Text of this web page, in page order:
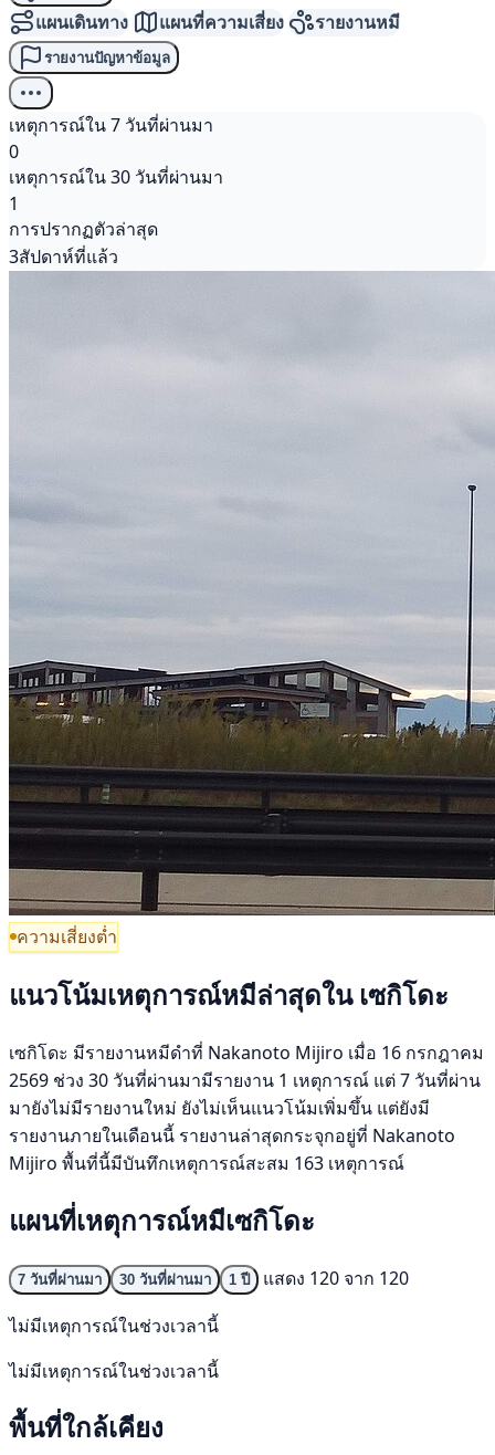
แผนเดินทาง แผนที่ความเสี่ยง รายงานหมี
รายงานปัญหาข้อมูล
เหตุการณ์ใน 7 วันที่ผ่านมา
0
เหตุการณ์ใน 30 วันที่ผ่านมา
1
การปรากฏตัวล่าสุด
3สัปดาห์ที่แล้ว
ความเสี่ยงต่ำ
แนวโน้มเหตุการณ์หมีล่าสุดใน เซกิโดะ
เซกิโดะ มีรายงานหมีดำที่ Nakanoto Mijiro เมื่อ 16 กรกฎาคม
2569 ช่วง 30 วันที่ผ่านมามีรายงาน 1 เหตุการณ์ แต่ 7 วันที่ผ่าน
มายังไม่มีรายงานใหม่ ยังไม่เห็นแนวโน้มเพิ่มขึ้น แต่ยังมี
รายงานภายในเดือนนี้ รายงานล่าสุดกระจุกอยู่ที่ Nakanoto
Mijiro พื้นที่นี้มีบันทึกเหตุการณ์สะสม 163 เหตุการณ์
แผนที่เหตุการณ์หมีเซกิโดะ
7 วันที่ผ่านมา 30 วันที่ผ่านมา 1 ปี
แสดง 120 จาก 120
ไม่มีเหตุการณ์ในช่วงเวลานี้
ไม่มีเหตุการณ์ในช่วงเวลานี้
พื้นที่ใกล้เคียง